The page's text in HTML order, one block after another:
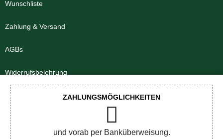
Wunschliste
Zahlung & Versand
AGBs
Widerrufsbelehrung
Impressum
Datenschutzerklärung
ZAHLUNGSMÖGLICHKEITEN
und vorab per Banküberweisung.